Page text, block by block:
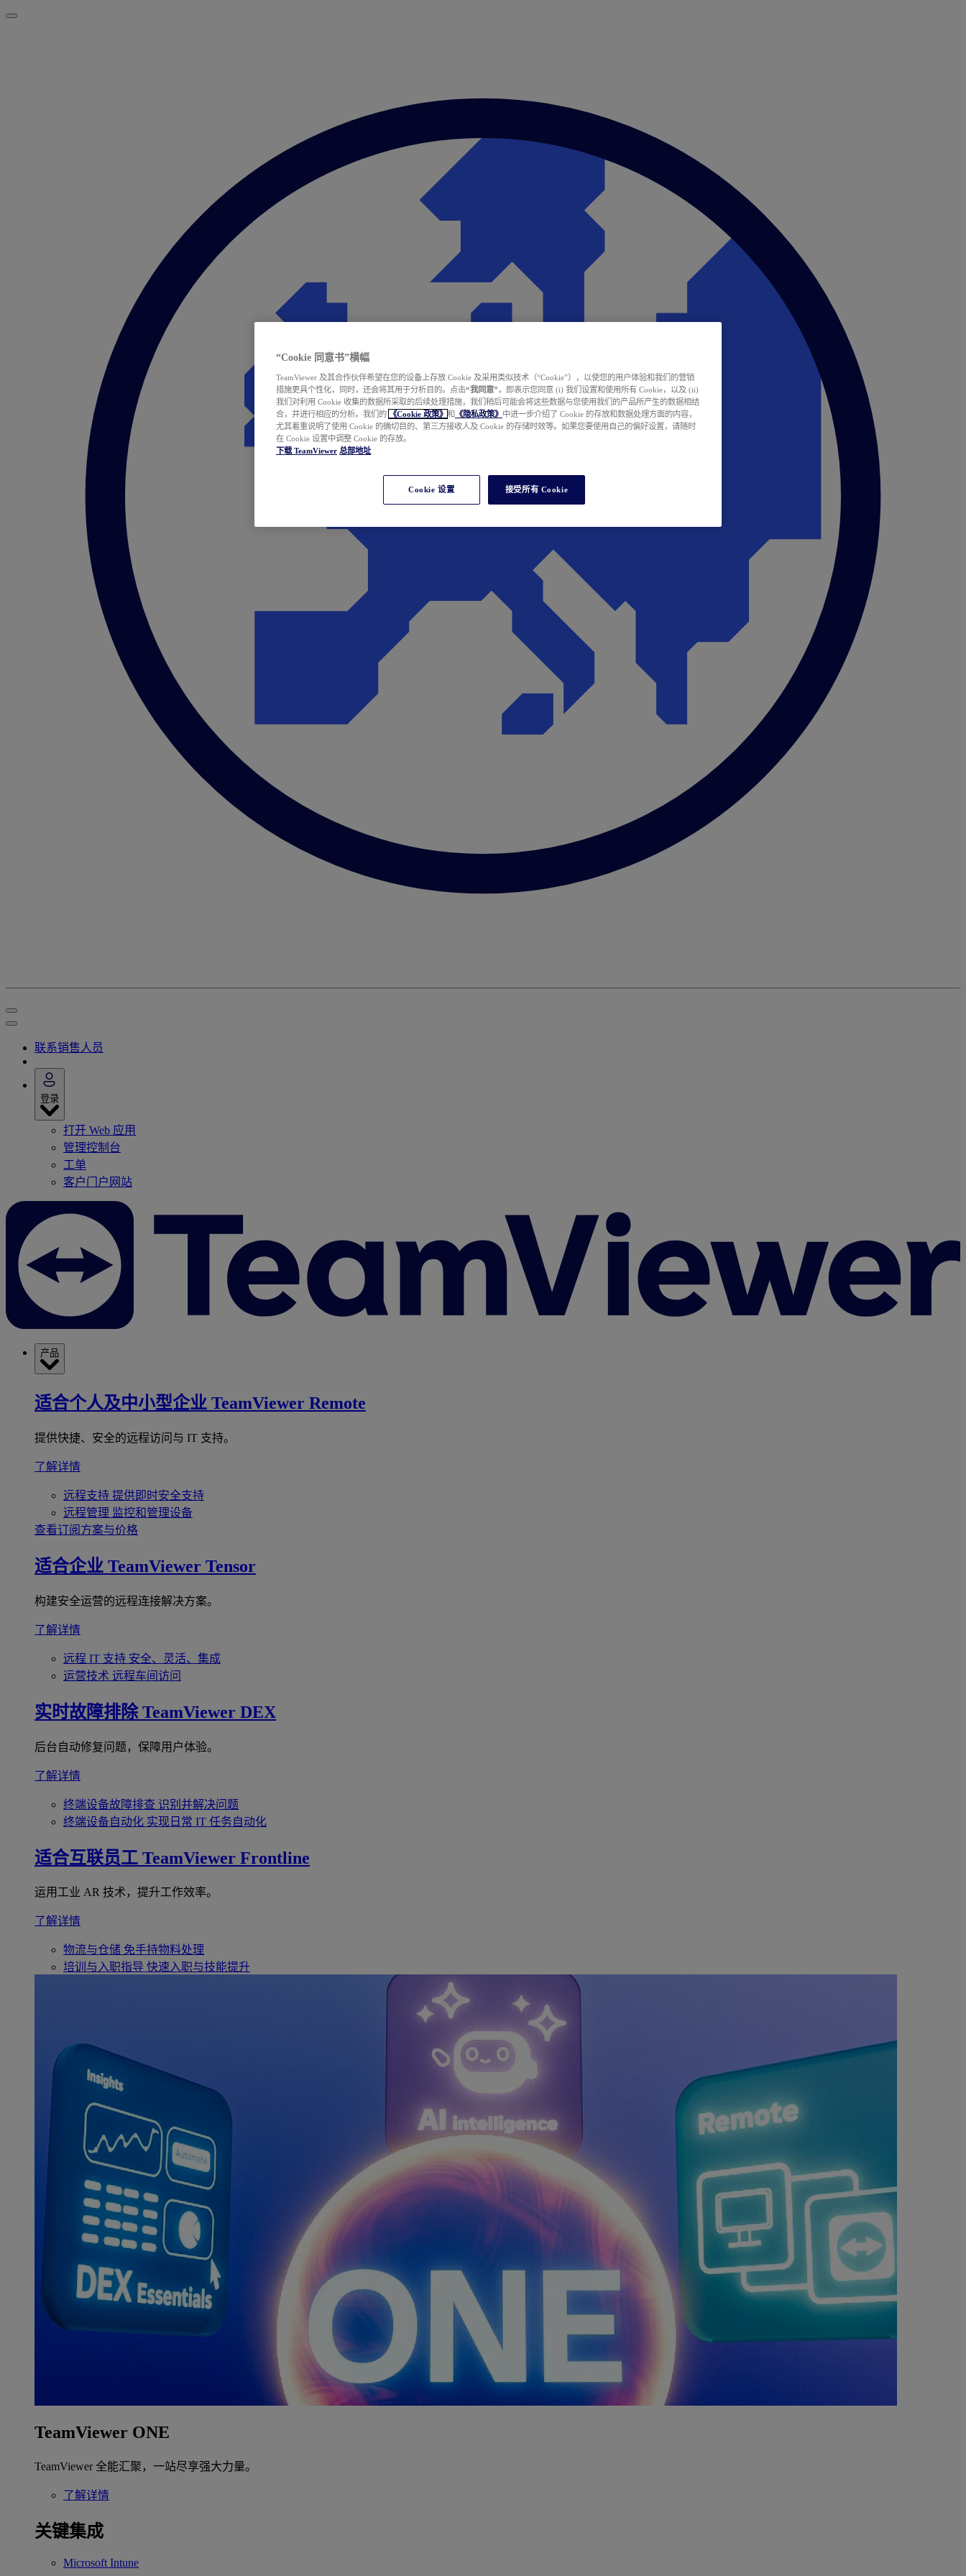
联系销售人员
登录
打开 Web 应用
管理控制台
工单
客户门户网站
产品
适合个人及中小型企业 TeamViewer Remote
提供快捷、安全的远程访问与 IT 支持。
了解详情
远程支持 提供即时安全支持
远程管理 监控和管理设备
查看订阅方案与价格
适合企业 TeamViewer Tensor
构建安全运营的远程连接解决方案。
了解详情
远程 IT 支持 安全、灵活、集成
运营技术 远程车间访问
实时故障排除 TeamViewer DEX
后台自动修复问题，保障用户体验。
了解详情
终端设备故障排查 识别并解决问题
终端设备自动化 实现日常 IT 任务自动化
适合互联员工 TeamViewer Frontline
运用工业 AR 技术，提升工作效率。
了解详情
物流与仓储 免手持物料处理
培训与入职指导 快速入职与技能提升
TeamViewer ONE
TeamViewer 全能汇聚，一站尽享强大力量。
了解详情
关键集成
Microsoft Intune
“Cookie 同意书”横幅
TeamViewer 及其合作伙伴希望在您的设备上存放 Cookie 及采用类似技术（“Cookie”），以使您的用户体验和我们的营销
措施更具个性化，同时，还会将其用于分析目的。点击“我同意” ，即表示您同意 (i) 我们设置和使用所有 Cookie，以及 (ii)
我们对利用 Cookie 收集的数据所采取的后续处理措施，我们稍后可能会将这些数据与您使用我们的产品所产生的数据相结
合，并进行相应的分析。我们的
《Cookie 政策》 和 《隐私政策》 中进一步介绍了 Cookie 的存放和数据处理方面的内容，
尤其着重说明了使用 Cookie 的确切目的、第三方接收人及 Cookie 的存储时效等。如果您要使用自己的偏好设置，请随时
在 Cookie 设置中调整 Cookie 的存放。
下载 TeamViewer 总部地址
Cookie 设置 接受所有 Cookie